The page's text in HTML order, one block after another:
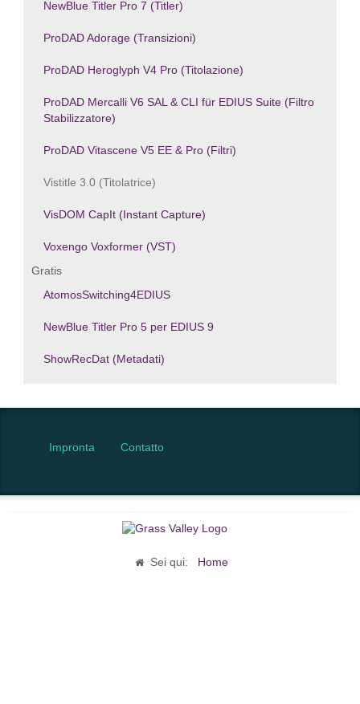
NewBlue Titler Pro 7 (Titler)
ProDAD Adorage (Transizioni)
ProDAD Heroglyph V4 Pro (Titolazione)
ProDAD Mercalli V6 SAL & CLI für EDIUS Suite (Filtro
Stabilizzatore)
ProDAD Vitascene V5 EE & Pro (Filtri)
Vistitle 3.0 (Titolatrice)
VisDOM CapIt (Instant Capture)
Voxengo Voxformer (VST)
Gratis
AtomosSwitching4EDIUS
NewBlue Titler Pro 5 per EDIUS 9
ShowRecDat (Metadati)
Impronta Contatto
Sei qui: Home